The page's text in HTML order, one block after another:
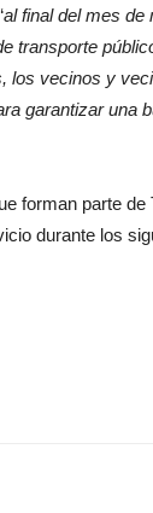
al final del mes de
transporte
los vecinos y
garantizar una
forman parte
durante los